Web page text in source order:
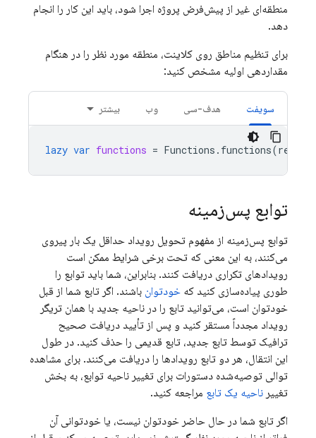
منطقه‌ای غیر از پیش‌فرض پروژه اجرا شود، باید این کار را انجام
دهد.
برای تنظیم مناطق روی کلاینت، منطقه مورد نظر را در هنگام
مقداردهی اولیه مشخص کنید:
سویفت هدف-سی وب بیشتر
lazy var functions = Functions . functions(region
توابع پس‌زمینه
توابع پس‌زمینه از مفهوم تحویل رویداد حداقل یک بار پیروی
می‌کنند، به این معنی که تحت برخی شرایط ممکن است
رویدادهای تکراری دریافت کنند. بنابراین، شما باید توابع را
طوری پیاده‌سازی کنید که خودتوان باشند. اگر تابع شما از قبل
خودتوان است، می‌توانید تابع را در ناحیه جدید با همان تریگر
رویداد مجدداً مستقر کنید و پس از تأیید دریافت صحیح
ترافیک توسط تابع جدید، تابع قدیمی را حذف کنید. در طول
این انتقال، هر دو تابع رویدادها را دریافت می‌کنند. برای مشاهده
توالی توصیه‌شده دستورات برای تغییر ناحیه توابع، به بخش
تغییر ناحیه یک تابع مراجعه کنید.
اگر تابع شما در حال حاضر خودتوان نیست، یا خودتوانی آن